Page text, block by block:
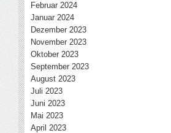
Februar 2024
Januar 2024
Dezember 2023
November 2023
Oktober 2023
September 2023
August 2023
Juli 2023
Juni 2023
Mai 2023
April 2023